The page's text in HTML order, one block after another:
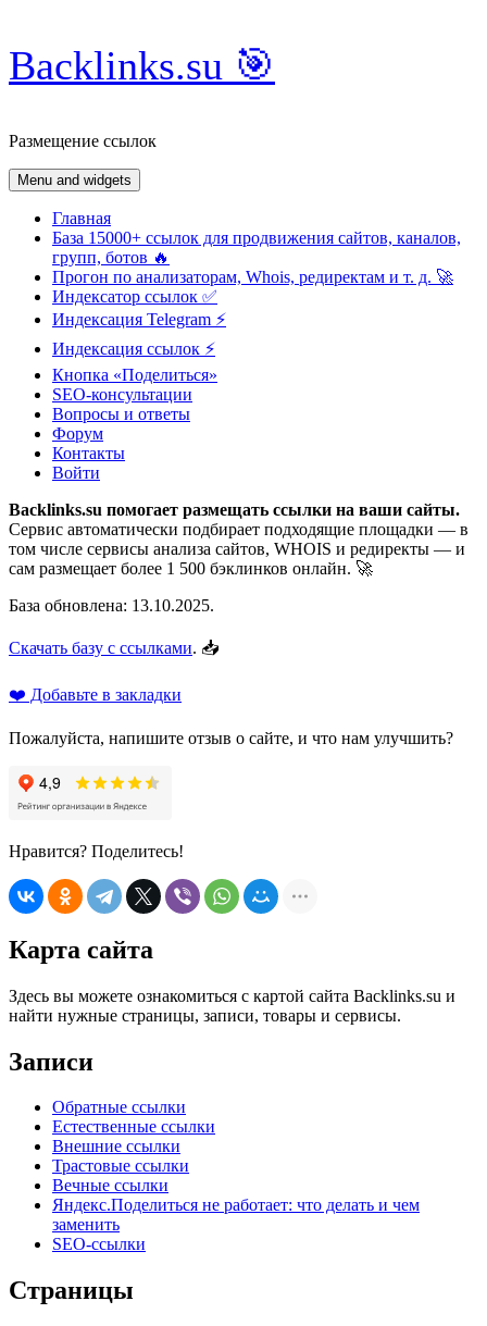
Skip
to
content
Backlinks.su 🎯
Размещение ссылок
Menu and widgets
Главная
База 15000+ ссылок для продвижения сайтов, каналов,
групп, ботов 🔥
Прогон по анализаторам, Whois, редиректам и т. д. 🚀
Индексатор ссылок ✅
Индексация Telegram ⚡️
Индексация ссылок ⚡️
Кнопка «Поделиться»
SEO-консультации
Вопросы и ответы
Форум
Контакты
Войти
Backlinks.su помогает размещать ссылки на ваши сайты.
Сервис автоматически подбирает подходящие площадки — в
том числе сервисы анализа сайтов, WHOIS и редиректы — и
сам размещает более 1 500 бэклинков онлайн. 🚀
База обновлена: 13.10.2025.
Скачать базу с ссылками. 📥
❤️ Добавьте в закладки
Пожалуйста, напишите отзыв о сайте, и что нам улучшить?
Нравится? Поделитесь!
Карта сайта
Здесь вы можете ознакомиться с картой сайта Backlinks.su и
найти нужные страницы, записи, товары и сервисы.
Записи
Обратные ссылки
Естественные ссылки
Внешние ссылки
Трастовые ссылки
Вечные ссылки
Яндекс.Поделиться не работает: что делать и чем
заменить
SEO-ссылки
Страницы